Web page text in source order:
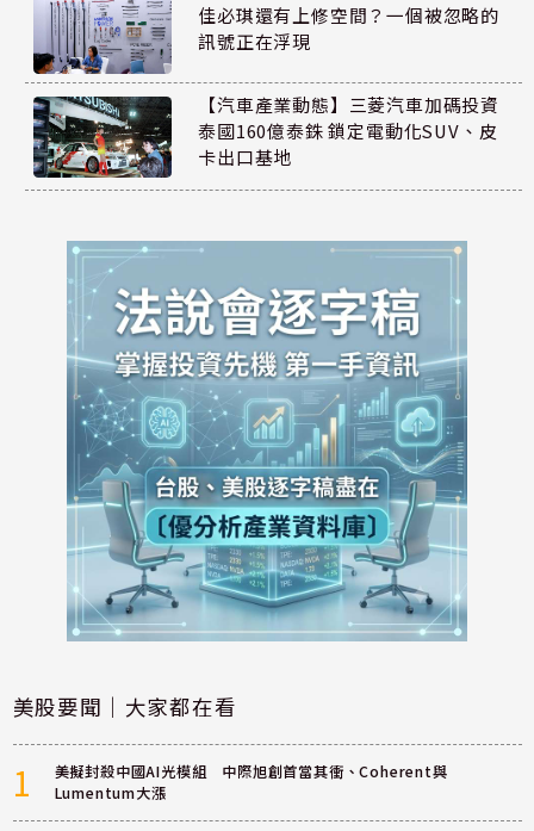
佳必琪還有上修空間？一個被忽略的
訊號正在浮現
【汽車產業動態】三菱汽車加碼投資
泰國160億泰銖 鎖定電動化SUV、皮
卡出口基地
美股要聞｜大家都在看
1
美擬封殺中國AI光模組 中際旭創首當其衝、Coherent與
Lumentum大漲